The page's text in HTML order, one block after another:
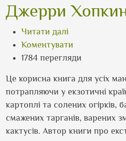
Джерри
Читати даліпро
Коментувати
1784 перегляди
Це корисна книга для усіх
потрапляючи у екзотичні
картоплі та солених огірків,
смажених тарганів, варених
кактусів. Автор книги про